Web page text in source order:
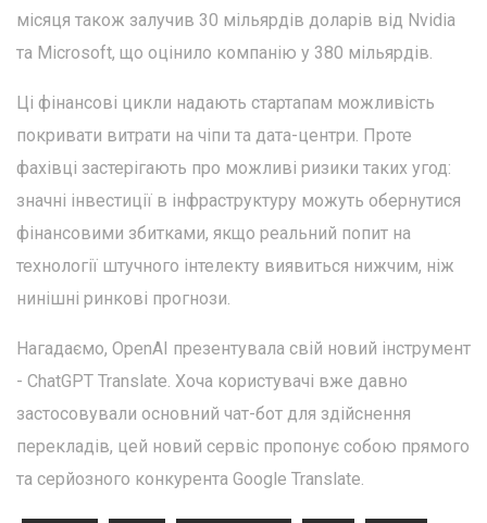
місяця також залучив 30 мільярдів доларів від Nvidia
та Microsoft, що оцінило компанію у 380 мільярдів.
Ці фінансові цикли надають стартапам можливість
покривати витрати на чіпи та дата-центри. Проте
фахівці застерігають про можливі ризики таких угод:
значні інвестиції в інфраструктуру можуть обернутися
фінансовими збитками, якщо реальний попит на
технології штучного інтелекту виявиться нижчим, ніж
нинішні ринкові прогнози.
Нагадаємо, OpenAI презентувала свій новий інструмент
- ChatGPT Translate. Хоча користувачі вже давно
застосовували основний чат-бот для здійснення
перекладів, цей новий сервіс пропонує собою прямого
та серйозного конкурента Google Translate.